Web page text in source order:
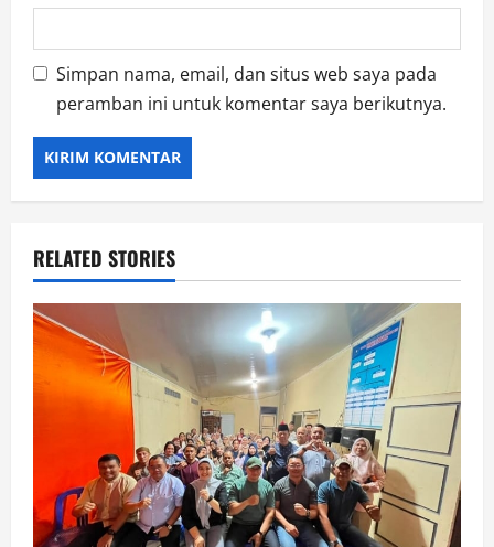
Simpan nama, email, dan situs web saya pada
peramban ini untuk komentar saya berikutnya.
RELATED STORIES